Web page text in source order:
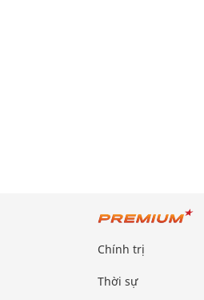
Chính trị
Thời sự